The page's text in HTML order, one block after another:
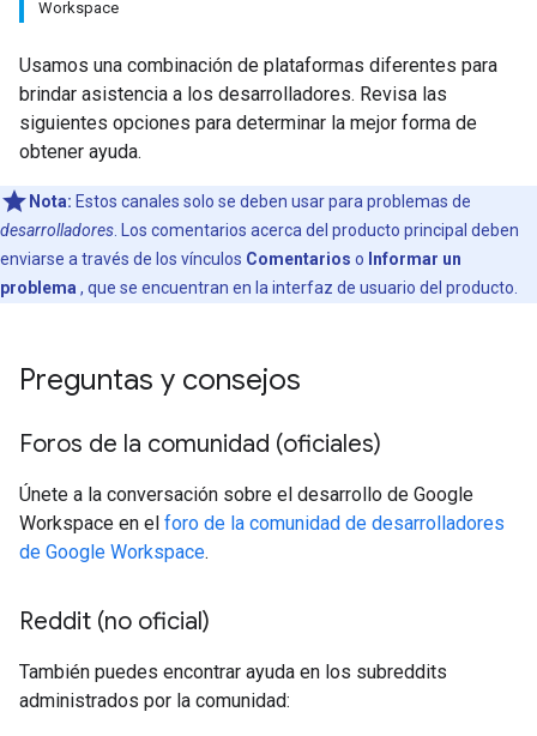
Workspace
Usamos una combinación de plataformas diferentes para
brindar asistencia a los desarrolladores. Revisa las
siguientes opciones para determinar la mejor forma de
obtener ayuda.
Nota: Estos canales solo se deben usar para problemas de
desarrolladores . Los comentarios acerca del producto principal deben
enviarse a través de los vínculos Comentarios o Informar un
problema , que se encuentran en la interfaz de usuario del producto.
Preguntas y consejos
Foros de la comunidad (oficiales)
Únete a la conversación sobre el desarrollo de Google
Workspace en el foro de la comunidad de desarrolladores
de Google Workspace.
Reddit (no oficial)
También puedes encontrar ayuda en los subreddits
administrados por la comunidad: